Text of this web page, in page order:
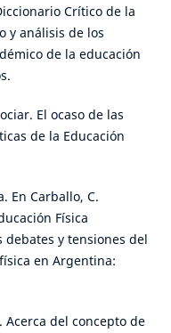
Crítico de la
y análisis de los
de la educación
El ocaso de las
de la Educación
En Carballo, C.
Física
debates y tensiones del
en Argentina:
Acerca del concepto de